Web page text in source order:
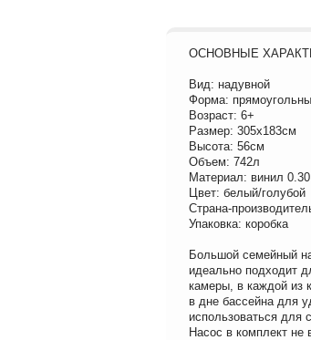
ОСНОВНЫЕ
Вид: надувной
Форма:
Возраст: 6+
Размер: 305х183см
Высота: 56см
Объем: 742л
Материал: винил
Цвет: белый/голубой
Страна-
Упаковка: коробка
Большой семейный
идеально подходит
камеры, в каждой из
в дне бассейна для
использоваться для
Насос в комплект не